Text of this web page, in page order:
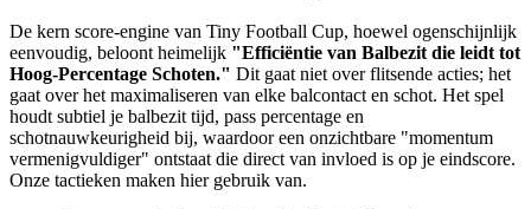
De kern score-engine van Tiny Football Cup, hoewel ogenschijnlijk
eenvoudig, beloont heimelijk "Efficiëntie van Balbezit die leidt tot
Hoog-Percentage Schoten." Dit gaat niet over flitsende acties; het
gaat over het maximaliseren van elke balcontact en schot. Het spel
houdt subtiel je balbezit tijd, pass percentage en
schotnauwkeurigheid bij, waardoor een onzichtbare "momentum
vermenigvuldiger" ontstaat die direct van invloed is op je eindscore.
Onze tactieken maken hier gebruik van.